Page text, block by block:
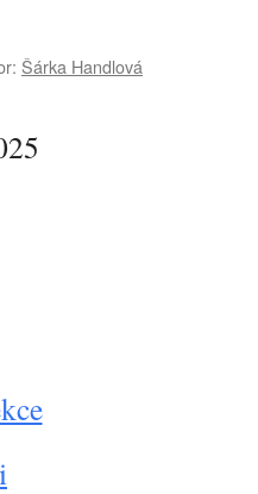
Šárka Handlová